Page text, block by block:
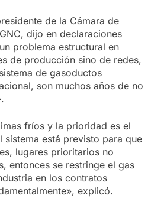
de la Cámara de
dijo en declaraciones
problema estructural en
de producción sino de redes,
de gasoductos
son muchos años de no
fríos y la prioridad es el
sistema está previsto para que
lugares prioritarios no
entonces se restringe el gas
en los contratos
explicó.